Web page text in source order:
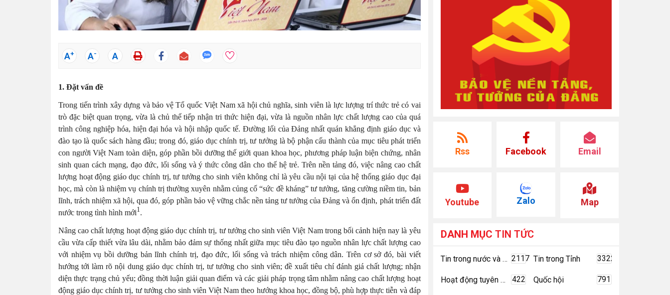
A+ A- A
1. Đặt vấn đề
Trong tiến trình xây dựng và bảo vệ Tổ quốc Việt Nam xã hội chủ nghĩa, sinh viên là lực lượng trí thức trẻ có vai
trò đặc biệt quan trọng, vừa là chủ thể tiếp nhận tri thức hiện đại, vừa là nguồn nhân lực chất lượng cao của quá
trình công nghiệp hóa, hiện đại hóa và hội nhập quốc tế. Đường lối của Đảng nhất quán khẳng định giáo dục và
đào tạo là quốc sách hàng đầu; trong đó, giáo dục chính trị, tư tưởng là bộ phận cấu thành của mục tiêu phát triển
con người Việt Nam toàn diện, góp phần bồi dưỡng thế giới quan khoa học, phương pháp luận biện chứng, nhân
sinh quan cách mạng, đạo đức, lối sống và ý thức công dân cho thế hệ trẻ. Trên nền tảng đó, việc nâng cao chất
lượng hoạt động giáo dục chính trị, tư tưởng cho sinh viên không chỉ là yêu cầu nội tại của hệ thống giáo dục đại
học, mà còn là nhiệm vụ chính trị thường xuyên nhằm củng cố “sức đề kháng” tư tưởng, tăng cường niềm tin, bản
lĩnh, trách nhiệm xã hội, qua đó, góp phần bảo vệ vững chắc nền tảng tư tưởng của Đảng và ổn định, phát triển đất
nước trong tình hình mới1 .
Nâng cao chất lượng hoạt động giáo dục chính trị, tư tưởng cho sinh viên Việt Nam trong bối cảnh hiện nay là yêu
cầu vừa cấp thiết vừa lâu dài, nhằm bảo đảm sự thống nhất giữa mục tiêu đào tạo nguồn nhân lực chất lượng cao
với nhiệm vụ bồi dưỡng bản lĩnh chính trị, đạo đức, lối sống và trách nhiệm công dân. Trên cơ sở đó, bài viết
hướng tới làm rõ nội dung giáo dục chính trị, tư tưởng cho sinh viên; đề xuất tiêu chí đánh giá chất lượng; nhận
diện thực trạng chủ yếu; đồng thời luận giải quan điểm và các giải pháp trọng tâm nhằm nâng cao chất lượng hoạt
động giáo dục chính trị, tư tưởng cho sinh viên Việt Nam theo hướng khoa học, đồng bộ, phù hợp thực tiễn và đáp
Rss Facebook Email
Youtube Zalo Map
DANH MỤC TIN TỨC
Tin trong nước và quốc tế 2117 Tin trong Tỉnh 3322
Hoạt động tuyên giáo 422 Quốc hội 791